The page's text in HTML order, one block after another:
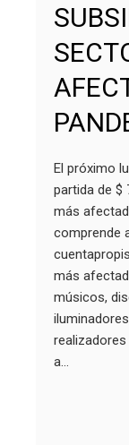
El próximo
partida de $
más
comprende
más
músicos,
a…